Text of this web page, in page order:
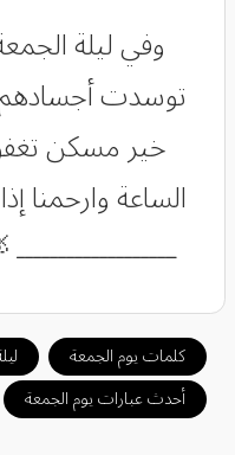
وفي ليلة
توسدت أجسادهم
خير مسكن
الساعة وارحمنا
كلمات يوم الجمعة
أحدث عبارات يوم الجمعة